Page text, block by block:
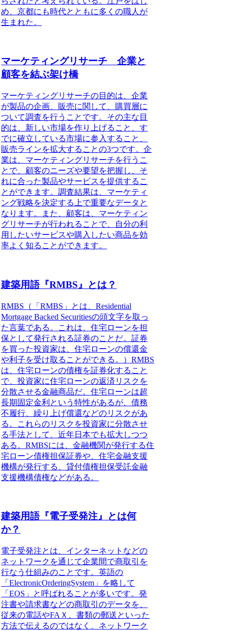
め、京都にも時代とともに多くの職人が
生まれた。
マーケティングリサーチ 企業と
顧客を結ぶ架け橋
マーケティングリサーチの目的は、企業
が製品の企画、販売に関して、購買層に
ついて調査を行うことです。その主な目
的は、新しい市場を作り上げること、す
でに確立している市場に参入すること、
販売ラインを拡大することの3つです。企
業は、マーケティングリサーチを行うこ
とで、顧客のニーズや要望を把握し、そ
れに合った製品やサービスを提供するこ
とができます。調査結果は、マーケティ
ング戦略を決定する上で重要なデータと
なります。
また、顧客は、マーケティン
グリサーチが行われることで、自分の利
用したいサービスや購入したい商品を効
率よく知ることができます。
建築用語『RMBS』とは？
RMBS（「RMBS」とは、Residential
Mortgage Backed Securitiesの頭文字を取っ
た言葉である。これは、住宅ローンを担
保として発行される証券のことだ。証券
を買った投資家は、住宅ローンの償還金
や利子を受け取ることができる。）RMBS
は、住宅ローンの債権を証券化すること
で、投資家に住宅ローンの返済リスクを
分散させる金融商品だ。住宅ローンは超
長期固定金利という特性があるが、債務
不履行、繰り上げ償還などのリスクがあ
る。これらのリスクを投資家に分散させ
る手法として、近年日本でも拡大しつつ
ある。RMBSには、金融機関が発行する住
宅ローン債権担保証券や、住宅金融支援
機構が発行する、貸付債権担保受託金融
支援機構債権などがある。
建築用語『電子受発注』とは何
か？
電子受発注とは、インターネットなどの
ネットワークを通じて企業間で商取引を
行なう仕組みのこと です。英語の
「ElectronicOrderingSystem」を略して
「EOS」と呼ばれることが多いです。発
注書や請求書などの商取引のデータを、
従来の電話やFAＸ、書類の郵送といった
方法で伝えるのではなく、ネットワーク